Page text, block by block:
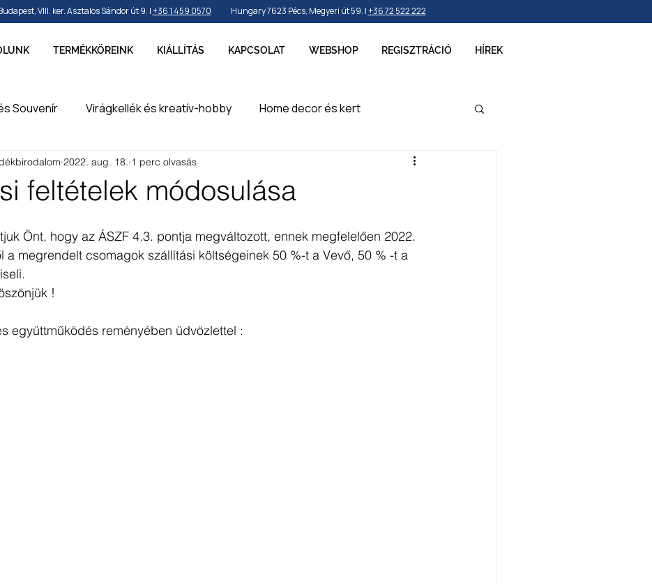
VIII. ker. Asztalos Sándor út 9. |+36 1 459 0570 Hungary 7623 Pécs, Megyeri út 59. |+36 72 522 222
TERMÉKKÖREINK KIÁLLÍTÁS KAPCSOLAT WEBSHOP REGISZTRÁCIÓ HÍREK
Souvenír Virágkellék és kreatív-hobby Home decor és kert
baby és sport Ünnepek, szezonok és alkalmak
terméke
feltételek módosulása
2022. aug. 18. 1 perc olvasás
Önt, hogy az ÁSZF 4.3. pontja megváltozott, ennek megfelelően 2022.
a megrendelt csomagok szállítási költségeinek 50 %-t a Vevő, 50 % -t a
!
együttműködés reményében üdvözlettel :